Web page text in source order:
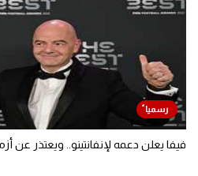
فيفا يعلن دعمه لإنفانتينو.. ويعتذر عن